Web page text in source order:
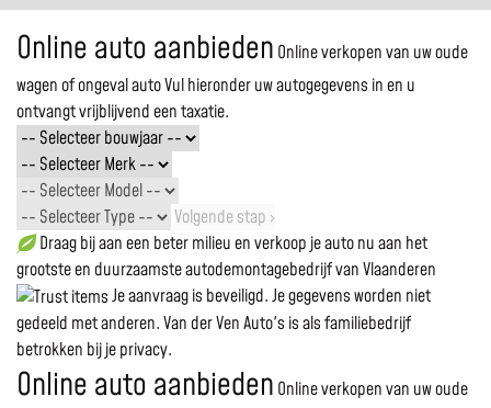
Online auto aanbieden Online verkopen van uw oude
wagen of ongeval autoVul hieronder uw autogegevens in en u
ontvangt vrijblijvend een taxatie.
Volgende stap ›
Draag bij aan een beter milieu en verkoop je auto nu aan het
grootste en duurzaamste autodemontagebedrijf van Vlaanderen
Je aanvraag is beveiligd. Je gegevens worden niet
gedeeld met anderen. Van der Ven Auto's is als familiebedrijf
betrokken bij je privacy.
Online auto aanbieden Online verkopen van uw oude